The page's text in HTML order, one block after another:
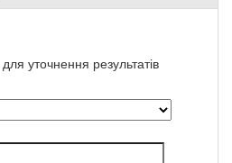
уточнення результатів